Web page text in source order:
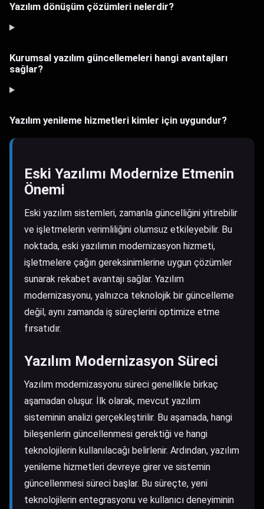
Yazılım dönüşüm çözümleri nelerdir?
Kurumsal yazılım güncellemeleri hangi avantajları
sağlar?
Yazılım yenileme hizmetleri kimler için uygundur?
Eski Yazılımı Modernize Etmenin
Önemi
Eski yazılım sistemleri, zamanla güncelliğini yitirebilir
ve işletmelerin verimliliğini olumsuz etkileyebilir. Bu
noktada, eski yazılımın modernizasyon hizmeti,
işletmelere çağın gereksinimlerine uygun çözümler
sunarak rekabet avantajı sağlar. Yazılım
modernizasyonu, yalnızca teknolojik bir güncelleme
değil, aynı zamanda iş süreçlerini optimize etme
fırsatıdır.
Yazılım Modernizasyon Süreci
Yazılım modernizasyonu süreci genellikle birkaç
aşamadan oluşur. İlk olarak, mevcut yazılım
sisteminin analizi gerçekleştirilir. Bu aşamada, hangi
bileşenlerin güncellenmesi gerektiği ve hangi
teknolojilerin kullanılacağı belirlenir. Ardından, yazılım
yenileme hizmetleri devreye girer ve sistemin
güncellenmesi süreci başlar. Bu süreçte, yeni
teknolojilerin entegrasyonu ve kullanıcı deneyiminin